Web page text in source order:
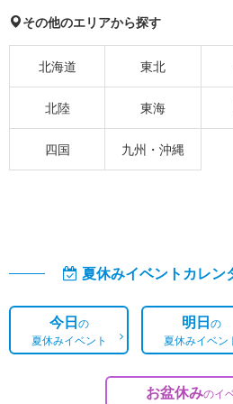
その他のエリアから探す
北海道 東北
北陸 東海
四国 九州・沖縄
夏休みイベントカレン
今日の
夏休みイベント
明日の
夏休みイベン
お盆休みのイ